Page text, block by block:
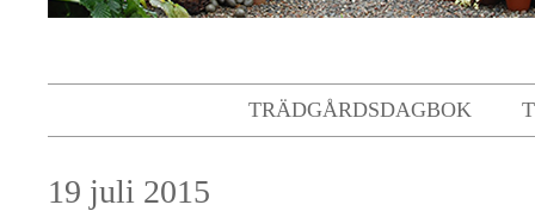
TRÄDGÅRDSDAGBOK
19 juli 2015